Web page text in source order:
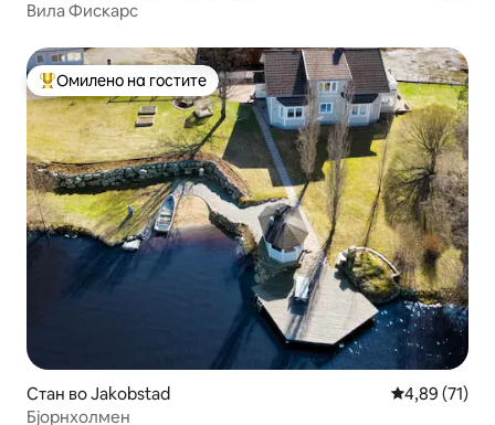
Вила Фискарс
Меѓу најуспешните „Омилени на гостите“
Омилено на гостите
Стан во Jakobstad Просечна
4,89 (71)
Бјорнхолмен